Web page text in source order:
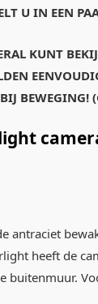
U IN EEN
KUNT
BEWEGING!
antraciet
heeft de
buitenmuur.